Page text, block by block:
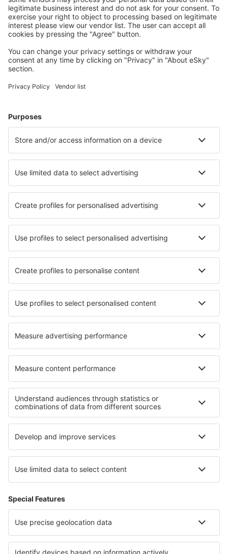
Cazarea preferată
Alege din peste 1,3 mil. de opţiuni: hoteluri, cabane,
Cele mai căutate hoteluri de către utilizatorii eSky
Hoteluri Westerhever
Hoteluri în Heringsdorf Hoteluri în Gromitz
Hoteluri în Westerland Hoteluri în Düsseldorf
Hoteluri în Cuxhaven Hoteluri în Lembruch
Cele mai bune hoteluri - orașe
Hoteluri în Oizé Hoteluri în La Wantzenau
Hoteluri în Molsheim Hoteluri în Kaikoura
Hoteluri în Mastichari Hoteluri în Bautino
Cele mai bune hoteluri - regiuni
Hoteluri on East Frisian Islands Hoteluri in Saxonia Inferioară
Hoteluri in Moselle Valley Hoteluri in Black Forest
Hoteluri in Bavarian Alps
Hoteluri in Pernik Hoteluri in Lednice - Valtice Area